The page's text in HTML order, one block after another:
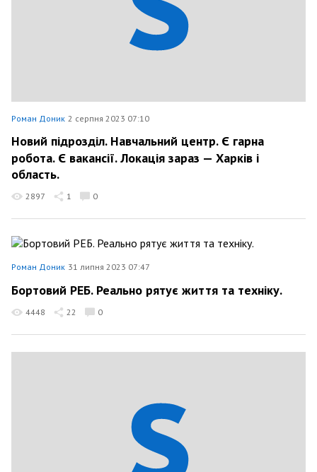
Роман Доник 2 серпня 2023 07:10
Новий підрозділ. Навчальний центр. Є гарна
робота. Є вакансії. Локація зараз — Харків і
область.
2897 1 0
Роман Доник 31 липня 2023 07:47
Бортовий РЕБ. Реально рятує життя та техніку.
4448 22 0